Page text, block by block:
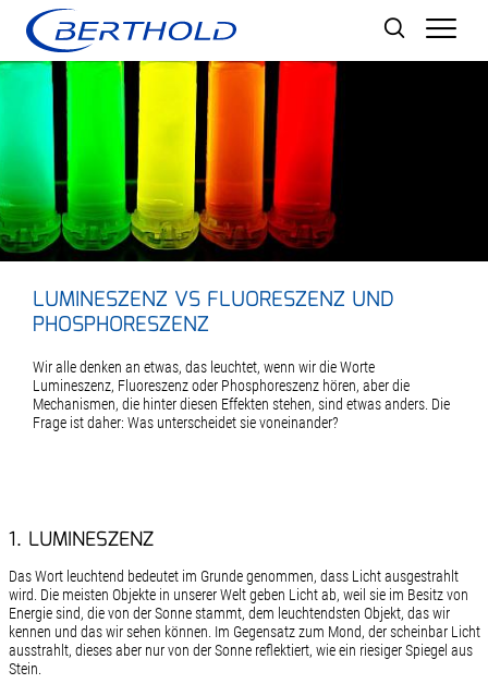
LUMINESZENZ VS FLUORESZENZ UND
PHOSPHORESZENZ
Wir alle denken an etwas, das leuchtet, wenn wir die Worte
Lumineszenz, Fluoreszenz oder Phosphoreszenz hören, aber die
Mechanismen, die hinter diesen Effekten stehen, sind etwas anders. Die
Frage ist daher: Was unterscheidet sie voneinander?
1. LUMINESZENZ
Das Wort leuchtend bedeutet im Grunde genommen, dass Licht ausgestrahlt
wird. Die meisten Objekte in unserer Welt geben Licht ab, weil sie im Besitz von
Energie sind, die von der Sonne stammt, dem leuchtendsten Objekt, das wir
kennen und das wir sehen können. Im Gegensatz zum Mond, der scheinbar Licht
ausstrahlt, dieses aber nur von der Sonne reflektiert, wie ein riesiger Spiegel aus
Stein.